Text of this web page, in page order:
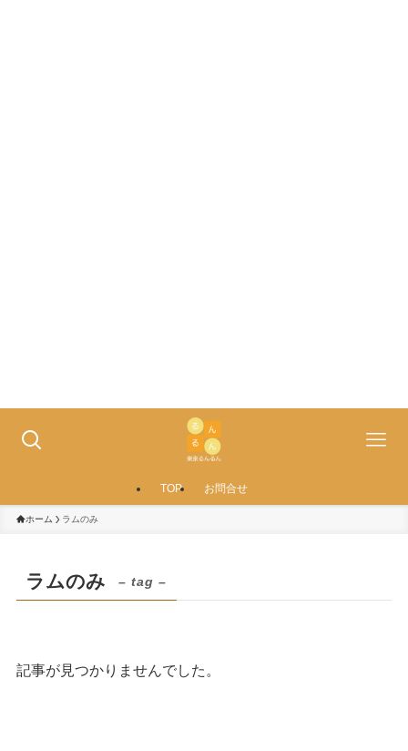
TOP お問合せ
ホーム ラムのみ
ラムのみ – tag –
記事が見つかりませんでした。